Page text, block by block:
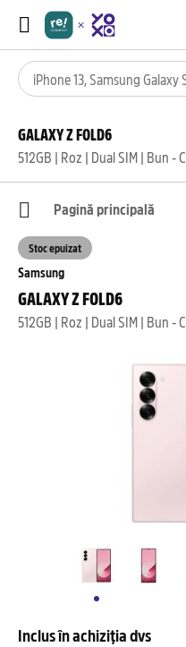
GALAXY Z FOLD6
512GB | Roz | Dual SIM | Bun - C
Pagină principală
Samsung
GALAXY Z FOLD6
512GB | Roz | Dual SIM | Bun - C
Stoc epuizat
Inclus în achiziția dvs